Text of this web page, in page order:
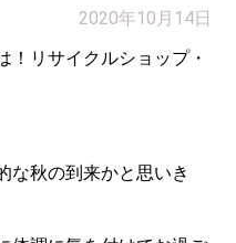
2020年10月14日
！リサイクルショップ・
な秋の到来かと思いき